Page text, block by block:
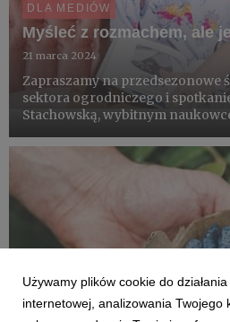
DLA MEDIÓW
Myśleć z rozmachem, ale
21 marca 2024
Zapraszamy na przedsezonowe
sektora ogrodniczego i
Stachowską, wybitnym
protesty rolników, dlatego Kantar
powszechnego wzrostu
Używamy plików cookie do
internetowej, analizowania Twojego